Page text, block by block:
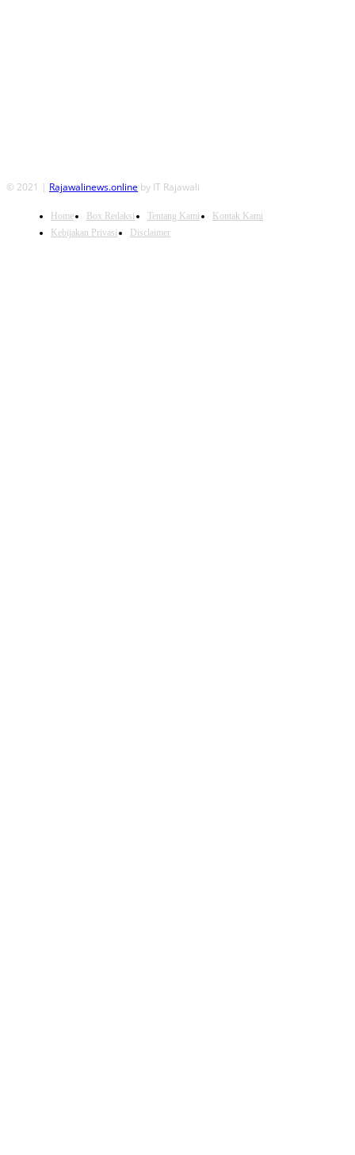
© 2021 | Rajawalinews.online by IT Rajawali
Home Box Redaksi Tentang Kami
Kontak Kami
Kebijakan Privasi
Disclaimer